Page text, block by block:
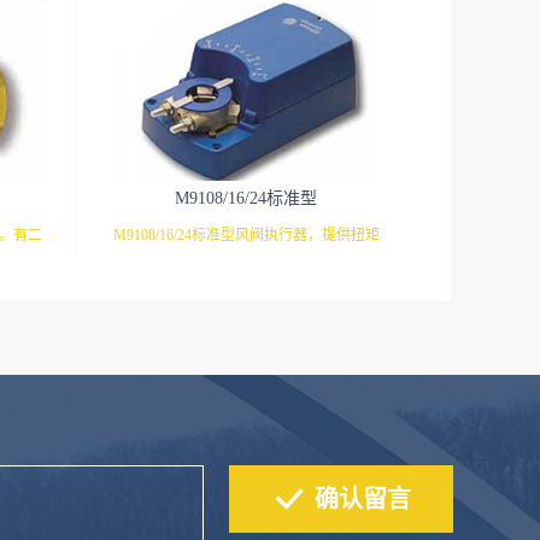
有二
复位
M9108/16/24标准型
M9108/16/24标准型风阀执行器，提供扭矩
多种需求。